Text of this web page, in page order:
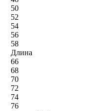
50
52
54
56
58
Длина
66
68
70
72
74
76